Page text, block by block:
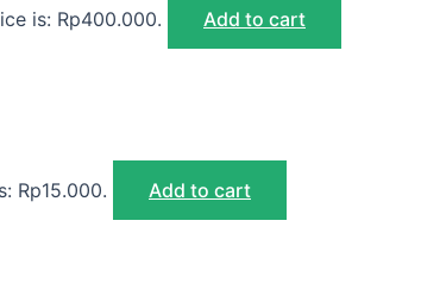
is: Rp400.000. Add to cart
Rp15.000. Add to cart